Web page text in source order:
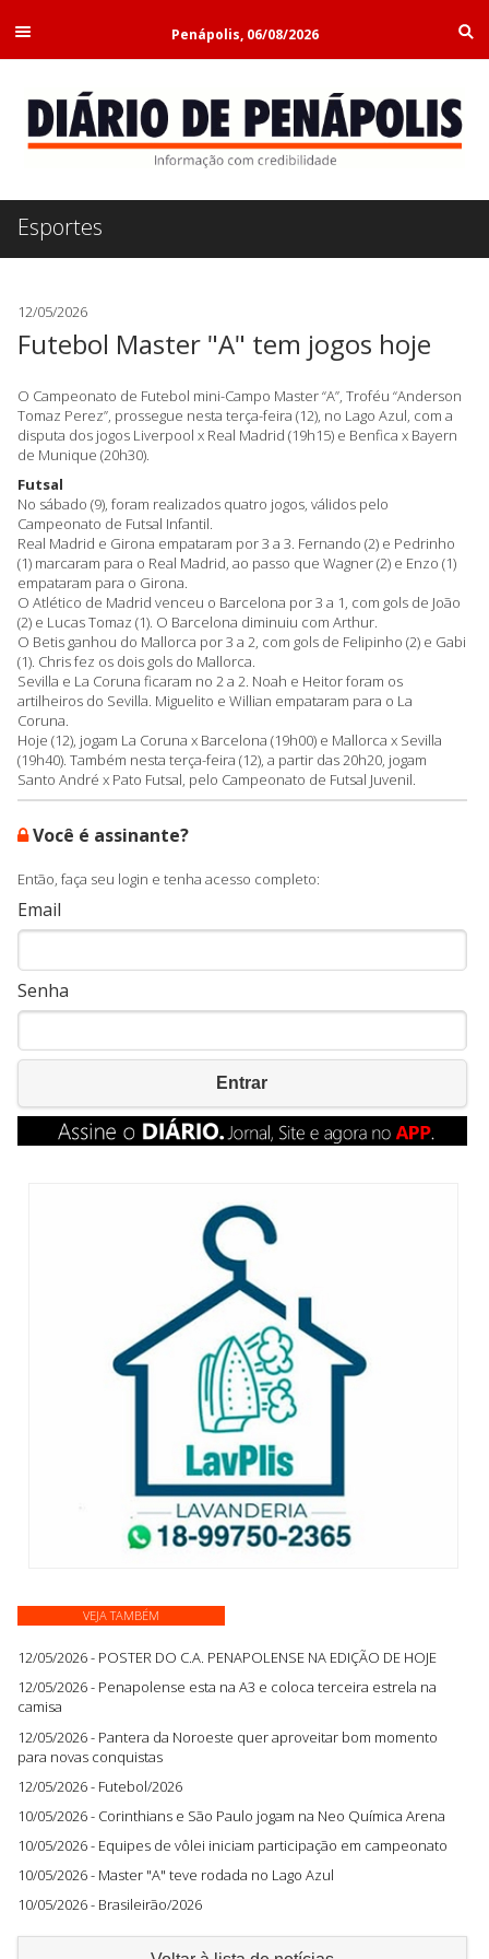
Penápolis, 06/08/2026
Esportes
12/05/2026
Futebol Master "A" tem jogos hoje
O Campeonato de Futebol mini-Campo Master “A”, Troféu “Anderson
Tomaz Perez”, prossegue nesta terça-feira (12), no Lago Azul, com a
disputa dos jogos Liverpool x Real Madrid (19h15) e Benfica x Bayern
de Munique (20h30).
Futsal
No sábado (9), foram realizados quatro jogos, válidos pelo
Campeonato de Futsal Infantil.
Real Madrid e Girona empataram por 3 a 3. Fernando (2) e Pedrinho
(1) marcaram para o Real Madrid, ao passo que Wagner (2) e Enzo (1)
empataram para o Girona.
O Atlético de Madrid venceu o Barcelona por 3 a 1, com gols de João
(2) e Lucas Tomaz (1). O Barcelona diminuiu com Arthur.
O Betis ganhou do Mallorca por 3 a 2, com gols de Felipinho (2) e Gabi
(1). Chris fez os dois gols do Mallorca.
Sevilla e La Coruna ficaram no 2 a 2. Noah e Heitor foram os
artilheiros do Sevilla. Miguelito e Willian empataram para o La
Coruna.
Hoje (12), jogam La Coruna x Barcelona (19h00) e Mallorca x Sevilla
(19h40). Também nesta terça-feira (12), a partir das 20h20, jogam
Santo André x Pato Futsal, pelo Campeonato de Futsal Juvenil.
Você é assinante?
Então, faça seu login e tenha acesso completo:
Email
Senha
Entrar
VEJA TAMBÉM
12/05/2026 - POSTER DO C.A. PENAPOLENSE NA EDIÇÃO DE HOJE
12/05/2026 - Penapolense esta na A3 e coloca terceira estrela na
camisa
12/05/2026 - Pantera da Noroeste quer aproveitar bom momento
para novas conquistas
12/05/2026 - Futebol/2026
10/05/2026 - Corinthians e São Paulo jogam na Neo Química Arena
10/05/2026 - Equipes de vôlei iniciam participação em campeonato
10/05/2026 - Master "A" teve rodada no Lago Azul
10/05/2026 - Brasileirão/2026